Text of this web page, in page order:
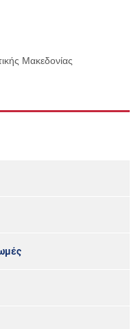
Μακεδονίας